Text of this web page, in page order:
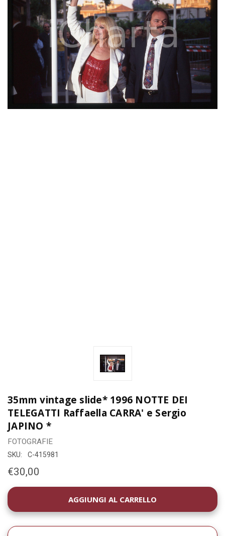
35mm vintage slide* 1996 NOTTE DEI
TELEGATTI Raffaella CARRA' e Sergio
JAPINO *
FOTOGRAFIE
SKU: C-415981
€30,00
DISPONIBILITÀ
ATTUALE: